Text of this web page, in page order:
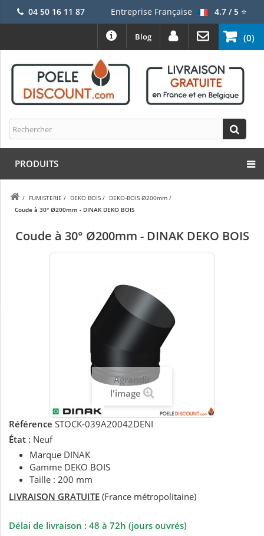
04 50 16 11 87 Entreprise Française 4.7 / 5⭐
(0)
Blog
PRODUITS
/ FUMISTERIE / DEKO BOIS / DEKO-BOIS Ø200mm /
Coude à 30° Ø200mm - DINAK DEKO BOIS
Coude à 30° Ø200mm - DINAK DEKO BOIS
Agrandir
l'image
Référence STOCK-039A20042DENI
État : Neuf
Marque DINAK
Gamme DEKO BOIS
Taille : 200 mm
LIVRAISON GRATUITE (France métropolitaine)
Délai de livraison : 48 à 72h (jours ouvrés)